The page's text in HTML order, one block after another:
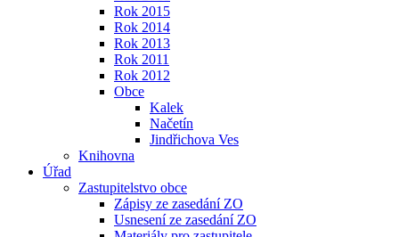
Rok 2015
Rok 2014
Rok 2013
Rok 2011
Rok 2012
Obce
Kalek
Načetín
Jindřichova Ves
Knihovna
Úřad
Zastupitelstvo obce
Zápisy ze zasedání ZO
Usnesení ze zasedání ZO